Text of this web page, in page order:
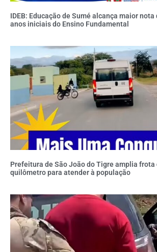
IDEB: Educação de Sumé alcança maior
anos iniciais do Ensino Fundamental
Prefeitura de São João do Tigre amplia frota
quilômetro para atender à população